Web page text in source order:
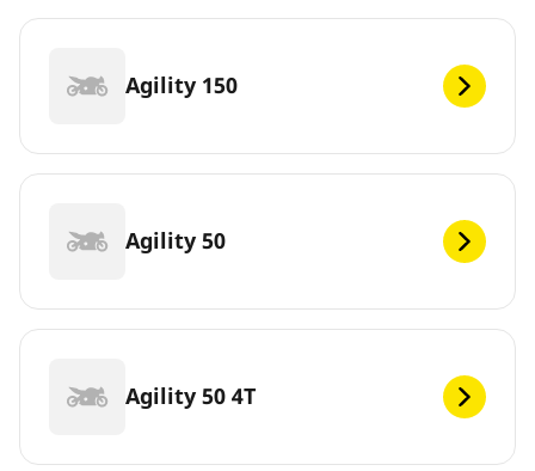
Agility 150
Agility 50
Agility 50 4T